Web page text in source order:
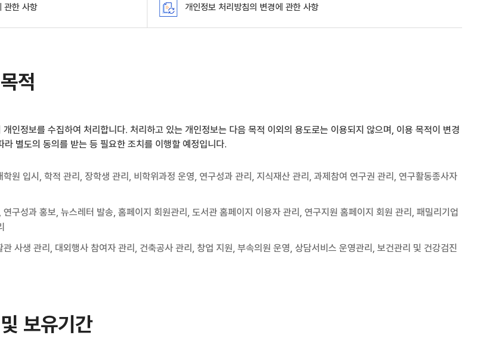
관한 사항 개인정보 처리방침의 변경에 관한 사항
적
인정보를 수집하여 처리합니다. 처리하고 있는 개인정보는 다음 목적 이외의 용도로는 이용되지 않으며, 이용 목적이 변경
라 별도의 동의를 받는 등 필요한 조치를 이행할 예정입니다.
원 입시, 학적 관리, 장학생 관리, 비학위과정 운영, 연구성과 관리, 지식재산 관리, 과제참여 연구권 관리, 연구활동종사자
구성과 홍보, 뉴스레터 발송, 홈페이지 회원관리, 도서관 홈페이지 이용자 관리, 연구지원 홈페이지 회원 관리, 패밀리기업
사생 관리, 대외행사 참여자 관리, 건축공사 관리, 창업 지원, 부속의원 운영, 상담서비스 운영관리, 보건관리 및 건강검진
보유기간